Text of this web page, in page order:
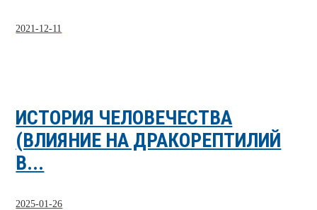
2021-12-11
ИСТОРИЯ ЧЕЛОВЕЧЕСТВА
(ВЛИЯНИЕ НА ДРАКОРЕПТИЛИЙ
В...
2025-01-26